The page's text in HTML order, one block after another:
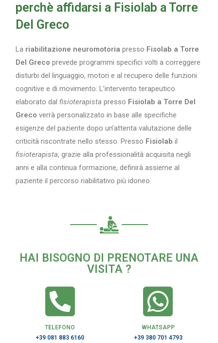
perchè affidarsi a Fisiolab a Torre
Del Greco
La riabilitazione neuromotoria presso Fisolab a Torre
Del Greco prevede programmi specifici volti a correggere
disturbi del linguaggio, motori e al recupero delle funzioni
cognitive e di movimento. L’intervento terapeutico
elaborato dalfisioterapistapresso Fisiolab a Torre Del
Greco verrà personalizzato in base alle specifiche
esigenze del paziente dopo un’attenta valutazione delle
criticità riscontrate nello stesso. Presso Fisiolab il
fisioterapista, grazie alla professionalità acquisita negli
anni e alla continua formazione, definirà assieme al
paziente il percorso riabilitativo più idoneo.
HAI BISOGNO DI PRENOTARE UNA
VISITA ?
TELEFONO
+39 081 883 6160
WHATSAPP
+39 380 701 4793